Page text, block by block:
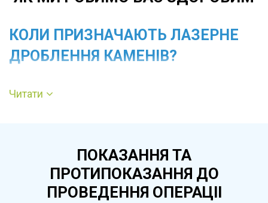
КОЛИ ПРИЗНАЧАЮТЬ ЛАЗЕРНЕ
ДРОБЛЕННЯ КАМЕНІВ?
ускладнення. Процедуру проводять у
випадках, коли камінь не може відійти
самостійно або медикаментозна терапія є
Читати
ПОКАЗАННЯ ТА
ПРОТИПОКАЗАННЯ ДО
ПРОВЕДЕННЯ ОПЕРАЦІІ